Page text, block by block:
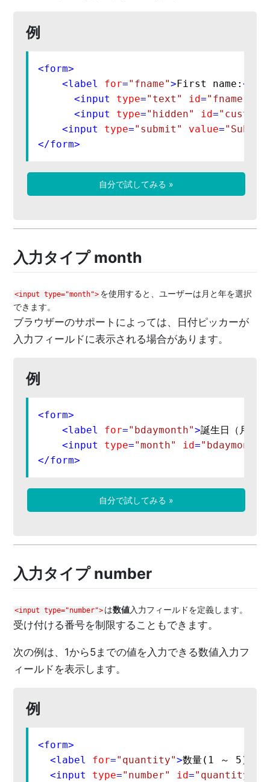
例
<form>
<label for="fname"> First name:</
<input type="text" id="fname"
<input type="hidden" id="custId"
<input type="submit" value=
</form>
自分で試してみる »
入力タイプ month
<input type="month"> を使用すると、ユーザーは月と年を選択
できます。
ブラウザーのサポートによっては、日付ピッカーが
入力フィールドに表示される場合があります。
例
<form>
<label for="bdaymonth">誕生日（月と
<input type="month" id="bdaymonth"
</form>
自分で試してみる »
入力タイプ number
<input type="number"> は数値入力フィールドを定義します。
受け付ける番号を制限することもできます。
次の例は、1から5までの値を入力できる数値入力フ
ィールドを表示します。
例
<form>
<label for="quantity">数量(1 ～ 5):
<input type="number" id="quantity"